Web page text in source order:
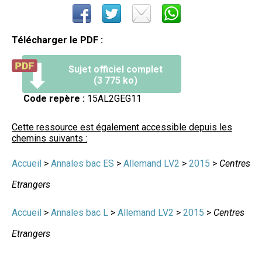
Télécharger le PDF :
Sujet officiel complet
(3 775 ko)
Code repère : 15AL2GEG11
Cette ressource est également accessible depuis les
chemins suivants :
Accueil > Annales bac ES > Allemand LV2 > 2015 > Centres
Etrangers
Accueil > Annales bac L > Allemand LV2 > 2015 > Centres
Etrangers